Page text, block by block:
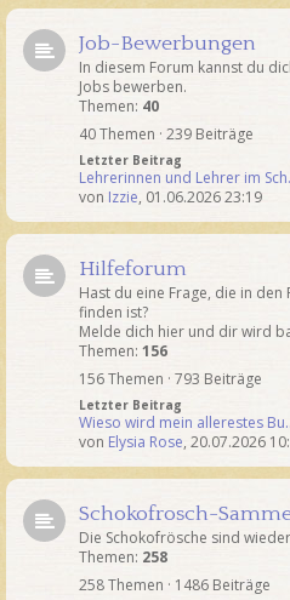
Job-Bewerbungen
In diesem Forum kannst du
Jobs bewerben.
Themen: 40
40 Themen · 239 Beiträge
Letzter Beitrag
Lehrerinnen und Lehrer im
von Izzie, 01.06.2026 23:19
Hilfeforum
Hast du eine Frage, die in den
finden ist?
Melde dich hier und dir wird
Themen: 156
156 Themen · 793 Beiträge
Letzter Beitrag
Wieso wird mein allerestes
von Elysia Rose, 20.07.2026
Schokofrosch-
Die Schokofrösche sind
Themen: 258
258 Themen · 1486 Beiträge